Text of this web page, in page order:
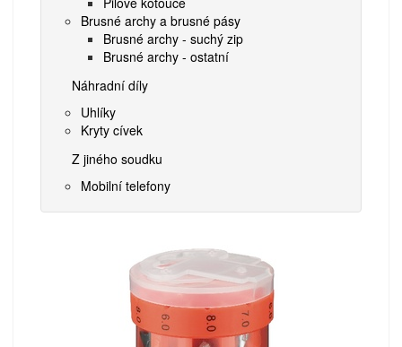
Brusné archy a brusné pásy
Brusné archy - suchý zip
Brusné archy - ostatní
Náhradní díly
Uhlíky
Kryty cívek
Z jiného soudku
Mobilní telefony